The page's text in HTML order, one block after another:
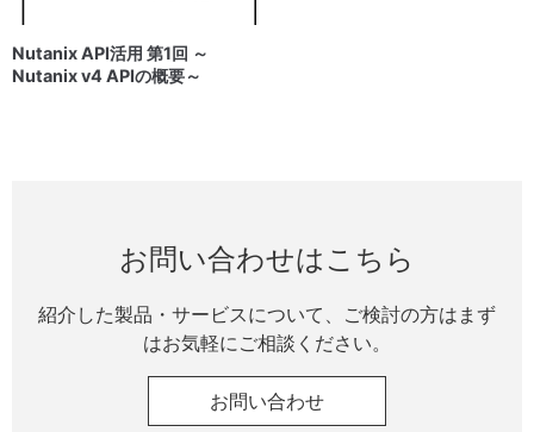
Nutanix API活用 第1回 ～
Nutanix v4 APIの概要～
お問い合わせはこちら
紹介した製品・サービスについて、ご検討の方はまず
はお気軽にご相談ください。
お問い合わせ